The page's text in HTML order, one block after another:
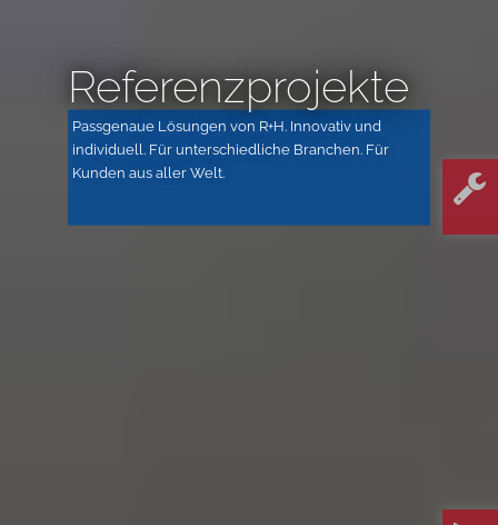
Referenzprojekte
Passgenaue Lösungen von R+H. Innovativ und
individuell. Für unterschiedliche Branchen. Für
Kunden aus aller Welt.